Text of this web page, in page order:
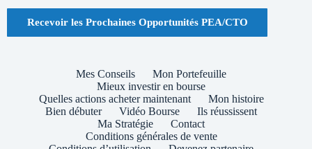
Recevoir les Prochaines Opportunités PEA/CTO
Mes Conseils
Mon Portefeuille
Mieux investir en bourse
Quelles actions acheter maintenant
Mon histoire
Bien débuter
Vidéo Bourse
Ils réussissent
Ma Stratégie
Contact
Conditions générales de vente